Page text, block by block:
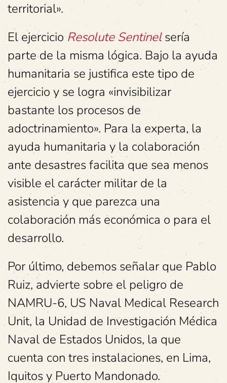
territorial».
El ejercicio Resolute Sentinelsería
parte de la misma lógica. Bajo la ayuda
humanitaria se justifica este tipo de
ejercicio y se logra «invisibilizar
bastante los procesos de
adoctrinamiento». Para la experta, la
ayuda humanitaria y la colaboración
ante desastres facilita que sea menos
visible el carácter militar de la
asistencia y que parezca una
colaboración más económica o para el
desarrollo.
Por último, debemos señalar que Pablo
Ruiz, advierte sobre el peligro de
NAMRU-6, US Naval Medical Research
Unit, la Unidad de Investigación Médica
Naval de Estados Unidos, la que
cuenta con tres instalaciones, en Lima,
Iquitos y Puerto Mandonado.